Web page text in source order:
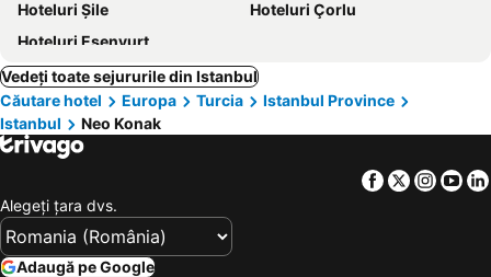
Hoteluri Şile
Hoteluri Çorlu
Hoteluri Esenyurt
Vedeți toate sejururile din Istanbul
Căutare hotel
Europa Turcia
Istanbul Province
Istanbul
Neo Konak
Facebook
Twitter
Alegeţi ţara dvs.
Adaugă pe Google